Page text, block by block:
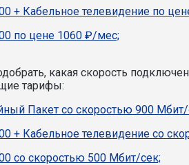
+ Кабельное телевидение по
по цене 1060 ₽/мес;
какая скорость
тарифы:
Пакет со скоростью 900 Мбит/
+ Кабельное телевидение со
со скоростью 500 Мбит/сек;